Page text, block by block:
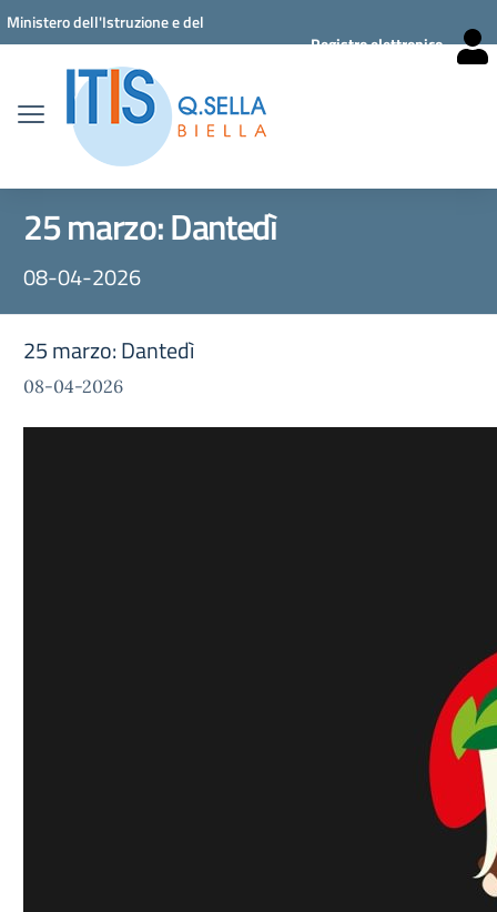
Vai ai contenuti
Vai al menu di navigazione
Vai al footer
Ministero dell'Istruzione e del
Registro elettronico
25 marzo: Dantedì
08-04-2026
25 marzo: Dantedì
08-04-2026